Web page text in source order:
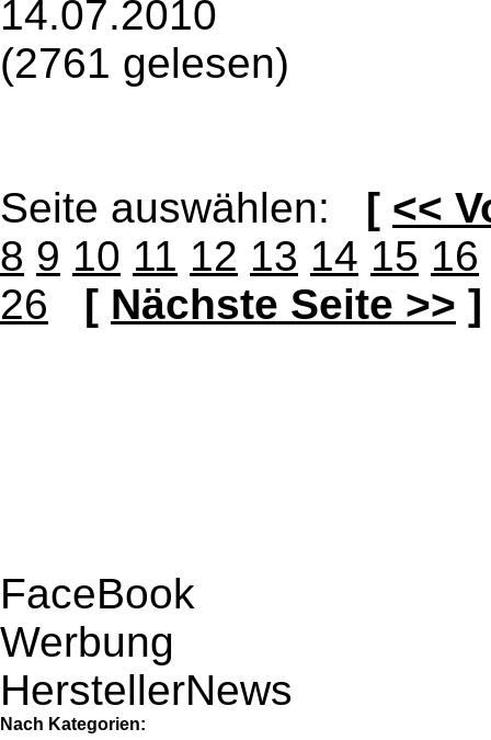
14.07.2010
(2761 gelesen)
Seite auswählen: [ <<
8 9 10 11 12 13 14 15 16
26
[ Nächste Seite >> ]
FaceBook
Werbung
HerstellerNews
Nach Kategorien: